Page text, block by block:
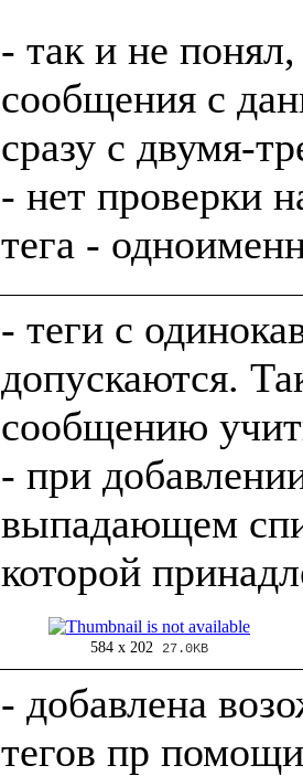
- так и не
сообщения с
сразу с двумя-
- нет проверки
- теги с
допускаются.
сообщению
- при
выпадающем
584 x 202 27.0KB
- добавлена
тегов пр